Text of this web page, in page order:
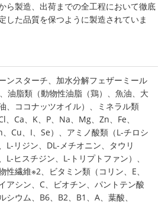
ら製造、出荷までの全工程において徹底
した品質を保つように製造されていま
ンスターチ、加水分解フェザーミール
油脂類（動物性油脂（鶏）、魚油、大
、ココナッツオイル）、ミネラル類
Cl、Ca、K、P、Na、Mg、Zn、Fe、
、Cu、I、Se）、アミノ酸類（L-チロシ
L-リジン、DL-メチオニン、タウリ
L-ヒスチジン、L-トリプトファン）、
性繊維※2、ビタミン類（コリン、E、
アシン、C、ビオチン、パントテン酸
シウム、B6、B2、B1、A、葉酸、